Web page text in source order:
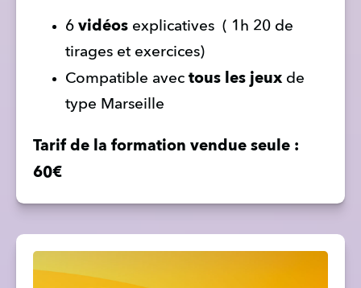
6 vidéos explicatives  ( 1h 20 de
tirages et exercices)
Compatible avec tous les jeux de
type Marseille
Tarif de la formation vendue seule :
60€